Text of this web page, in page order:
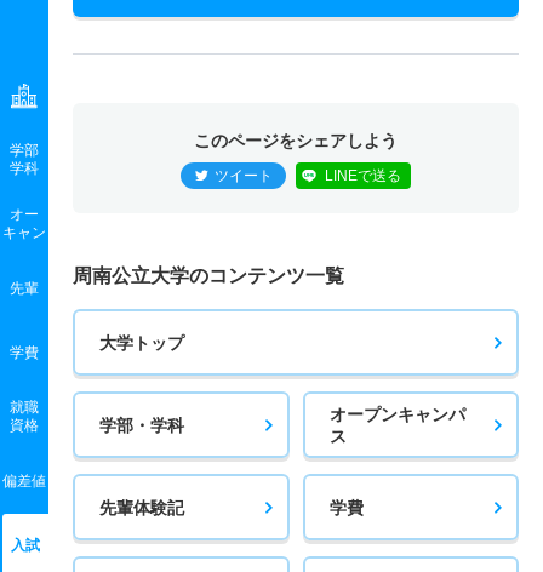
学部
学科
オー
キャン
先輩
学費
就職
資格
偏差値
入試
このページをシェアしよう
ツイート LINEで送る
周南公立大学のコンテンツ一覧
大学トップ
学部・学科
オープンキャンパ
ス
先輩体験記 学費